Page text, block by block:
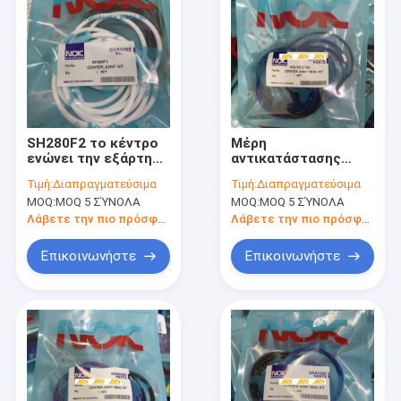
Προϊόντα
Περίπου εμείς
SH280F2 το κέντρο
ενώνει την εξάρτηση
βαλβίδων ελέγχου
εξαρτήσεων
σφραγίδων
βραχιόνων
βραχιόνων
σφραγίδων
Τιμή:Διαπραγματεύσιμα
MOQ:MOQ 5 ΣΎΝΟΛΑ
Λάβετε την πιο πρόσφατη τιμή
Επικοινωνήστε
Μέρη
αντικατάστασης
εξαρτήσεων
σφραγίδων EC80
EC210 EC220 EC360
Τιμή:Διαπραγματεύσιμα
MOQ:MOQ 5 ΣΎΝΟΛΑ
Λάβετε την πιο πρόσφατη τιμή
Επικοινωνήστε